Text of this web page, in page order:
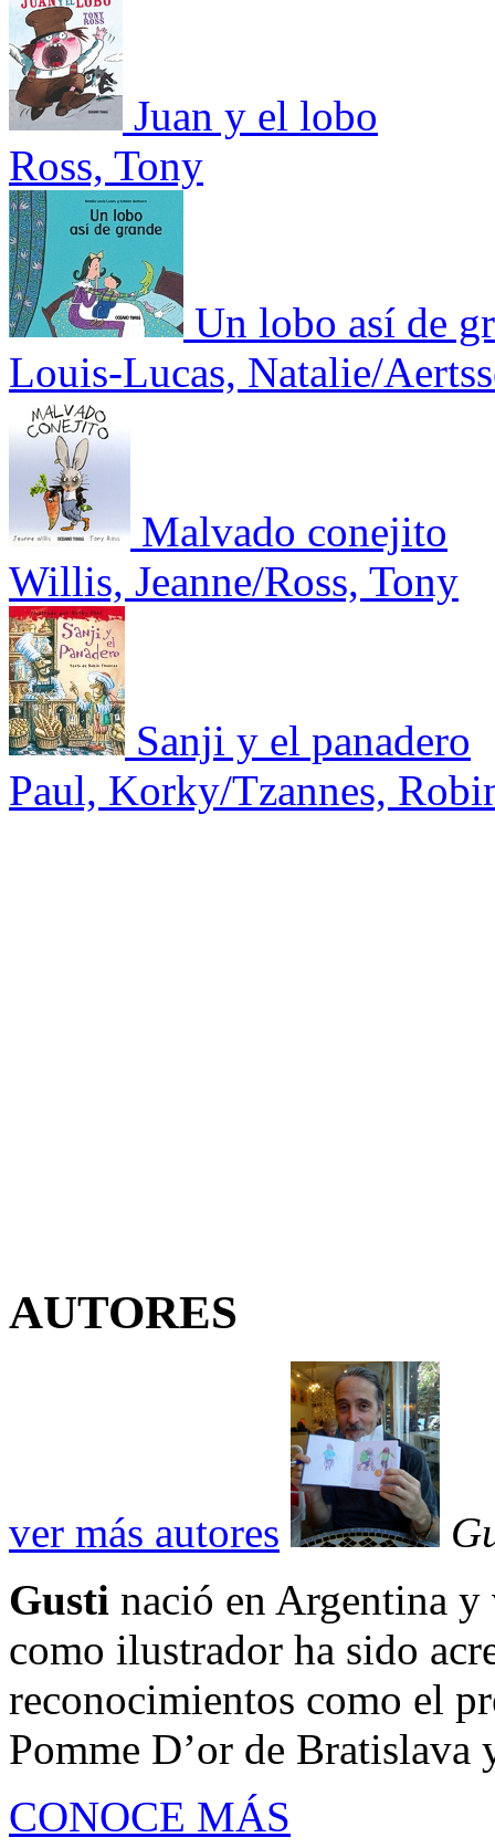
Juan y el lobo
Ross, Tony
Un lobo así de
Louis-Lucas, Natalie/
Malvado conejito
Willis, Jeanne/Ross, Tony
Sanji y el panadero
Paul, Korky/Tzannes,
AUTORES
ver más autores
Gusti nació en Argentina
como ilustrador ha sido
reconocimientos como el
Pomme D’or de
CONOCE MÁS